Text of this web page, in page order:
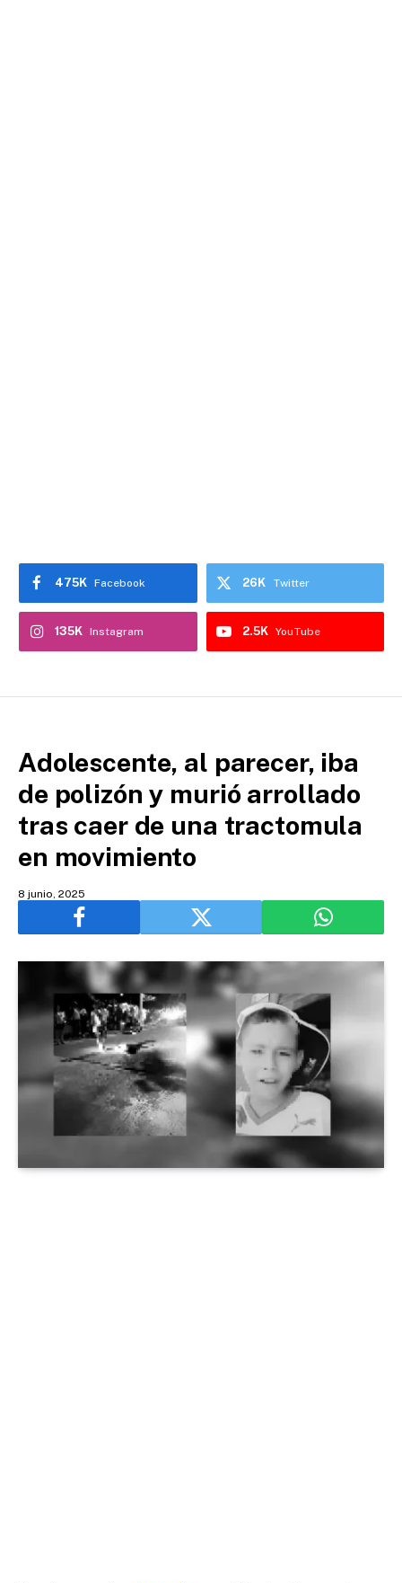
Facebook
475K Twitter
26K
Instagram
135K YouTube
2.5K
Adolescente, al parecer, iba
de polizón y murió arrollado
tras caer de una tractomula
en movimiento
8 junio, 2025